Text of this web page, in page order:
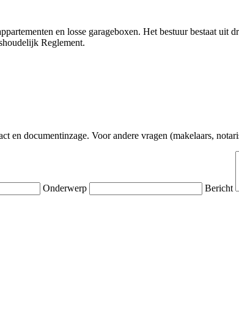
en losse garageboxen. Het bestuur bestaat uit
Reglement.
en documentinzage. Voor andere vragen (makelaars,
Onderwerp Bericht